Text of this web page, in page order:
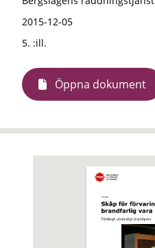
2015-12-05
5. :ill.
Öppna dokument